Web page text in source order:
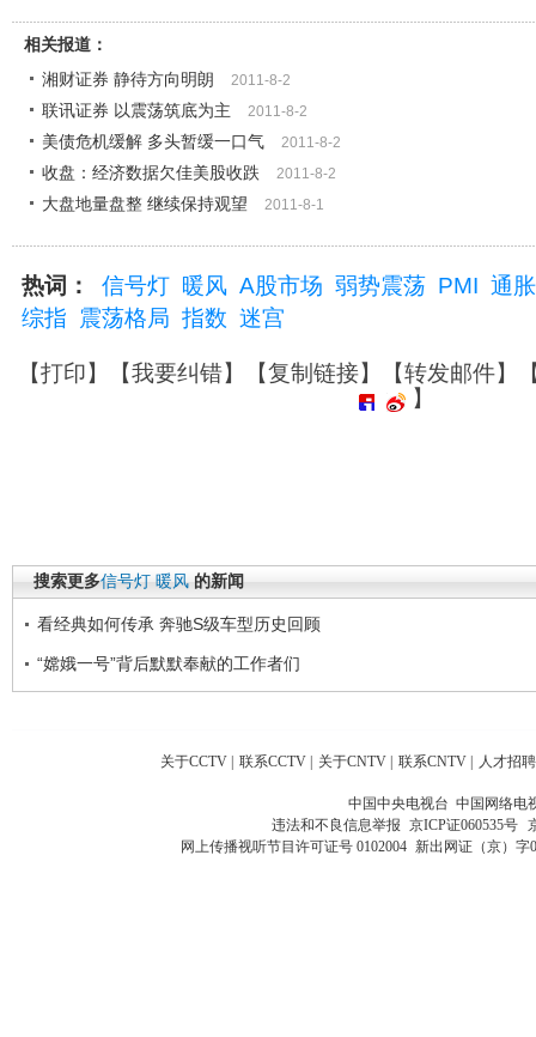
相关报道：
湘财证券 静待方向明朗
2011-8-2
联讯证券 以震荡筑底为主 2011-8-2
美债危机缓解 多头暂缓一口气 2011-8-2
收盘：经济数据欠佳美股收跌 2011-8-2
大盘地量盘整 继续保持观望 2011-8-1
热词： 信号灯 暖风 A股市场 弱势震荡 PMI 通
综指
震荡格局 指数 迷宫
【打印】【我要纠错】【复制链接】【转发邮件】
】
搜索更多信号灯 暖风 的新闻
看经典如何传承 奔驰S级车型历史回顾
“嫦娥一号”背后默默奉献的工作者们
关于CCTV | 联系CCTV | 关于CNTV | 联系CNTV | 人才招聘
中国中央电视台 中国网络电
违法和不良信息举报 京ICP证060535号
网上传播视听节目许可证号 0102004 新出网证（京）